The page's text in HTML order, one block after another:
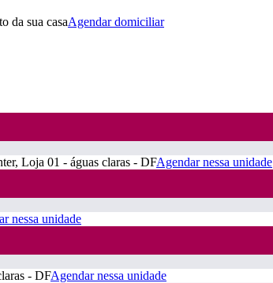
da sua casaAgendar domiciliar
Loja 01 - águas claras - DFAgendar nessa unidade
nessa unidade
- DFAgendar nessa unidade